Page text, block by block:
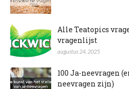
Alle Teatopics
vragenlijst
augustus 24, 2025
100 Ja-neevragen
neevragen zijn)